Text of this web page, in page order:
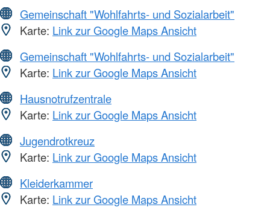
Gemeinschaft "Wohlfahrts- und Sozialarbeit"
Karte: Link zur Google Maps Ansicht
Gemeinschaft "Wohlfahrts- und Sozialarbeit"
Karte: Link zur Google Maps Ansicht
Hausnotrufzentrale
Karte: Link zur Google Maps Ansicht
Jugendrotkreuz
Karte: Link zur Google Maps Ansicht
Kleiderkammer
Karte: Link zur Google Maps Ansicht